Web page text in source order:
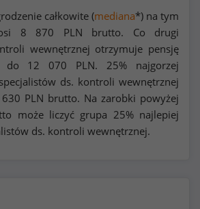
całkowite (mediana*) na tym
8 870 PLN brutto. Co drugi
wewnętrznej otrzymuje pensję
do 12 070 PLN. 25% najgorzej
ds. kontroli wewnętrznej
PLN brutto. Na zarobki powyżej
może liczyć grupa 25% najlepiej
ds. kontroli wewnętrznej.